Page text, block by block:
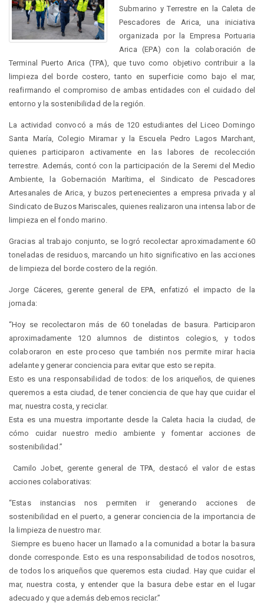
Submarino y Terrestre en la Caleta de
Pescadores de Arica, una iniciativa
organizada por la Empresa Portuaria
Arica (EPA) con la colaboración de
Terminal Puerto Arica (TPA), que tuvo como objetivo contribuir a la
limpieza del borde costero, tanto en superficie como bajo el mar,
reafirmando el compromiso de ambas entidades con el cuidado del
entorno y la sostenibilidad de la región.
La actividad convocó a más de 120 estudiantes del Liceo Domingo
Santa María, Colegio Miramar y la Escuela Pedro Lagos Marchant,
quienes participaron activamente en las labores de recolección
terrestre. Además, contó con la participación de la Seremi del Medio
Ambiente, la Gobernación Marítima, el Sindicato de Pescadores
Artesanales de Arica, y buzos pertenecientes a empresa privada y al
Sindicato de Buzos Mariscales, quienes realizaron una intensa labor de
limpieza en el fondo marino.
Gracias al trabajo conjunto, se logró recolectar aproximadamente 60
toneladas de residuos, marcando un hito significativo en las acciones
de limpieza del borde costero de la región.
Jorge Cáceres, gerente general de EPA, enfatizó el impacto de la
jornada:
“Hoy se recolectaron más de 60 toneladas de basura. Participaron
aproximadamente 120 alumnos de distintos colegios, y todos
colaboraron en este proceso que también nos permite mirar hacia
adelante y generar conciencia para evitar que esto se repita.
Esto es una responsabilidad de todos: de los ariqueños, de quienes
queremos a esta ciudad, de tener conciencia de que hay que cuidar el
mar, nuestra costa, y reciclar.
Esta es una muestra importante desde la Caleta hacia la ciudad, de
cómo cuidar nuestro medio ambiente y fomentar acciones de
sostenibilidad.”
Camilo Jobet, gerente general de TPA, destacó el valor de estas
acciones colaborativas:
“Estas instancias nos permiten ir generando acciones de
sostenibilidad en el puerto, a generar conciencia de la importancia de
la limpieza de nuestro mar.
Siempre es bueno hacer un llamado a la comunidad a botar la basura
donde corresponde. Esto es una responsabilidad de todos nosotros,
de todos los ariqueños que queremos esta ciudad. Hay que cuidar el
mar, nuestra costa, y entender que la basura debe estar en el lugar
adecuado y que además debemos reciclar.”